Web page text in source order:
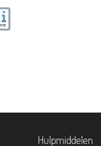
Hulpmiddelen